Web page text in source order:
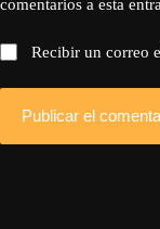
comentarios a esta
Recibir un correo
Publicar el